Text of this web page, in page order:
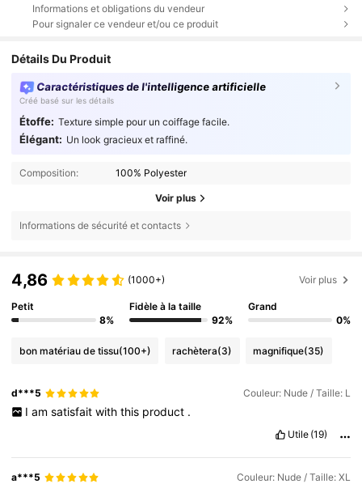
Informations et obligations du vendeur
Pour signaler ce vendeur et/ou ce produit
Détails Du Produit
Caractéristiques de l'intelligence artificielle
Créé basé sur les détails
Étoffe: Texture simple pour un coiffage facile.
Élégant: Un look gracieux et raffiné.
Composition: 100% Polyester
Voir plus
Informations de sécurité et contacts
4,86 (1000+) Voir plus
Petit
8%
Fidèle à la taille
92%
Grand
0%
bon matériau de tissu(100+) rachètera(3) magnifique(35)
d***5 Couleur: Nude / Taille: L
I am satisfait with this product .
Utile (19)
a***5 Couleur: Nude / Taille: XL